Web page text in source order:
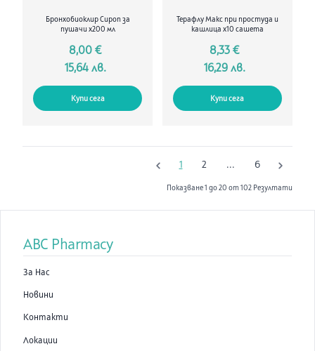
Бронхобиоклир Сироп за
пушачи х200 мл
8,00 €
15,64 лв.
Купи сега
Терафлу Макс при простуда и
кашлица х10 сашета
8,33 €
16,29 лв.
Купи сега
1 2 ... 6
Показване 1 до 20 от 102 Резултати
ABC Pharmacy
За Нас
Новини
Контакти
Локации